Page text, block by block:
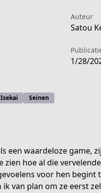
otosu-houhou
Auteur
Satou
1/28/
Isekai Seinen
een waardeloze game,
hoe al die
voor hen
van plan om ze eerst